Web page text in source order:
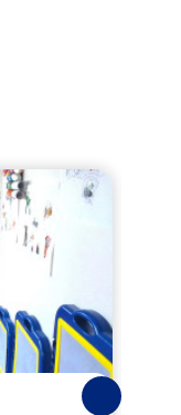
Suivantes